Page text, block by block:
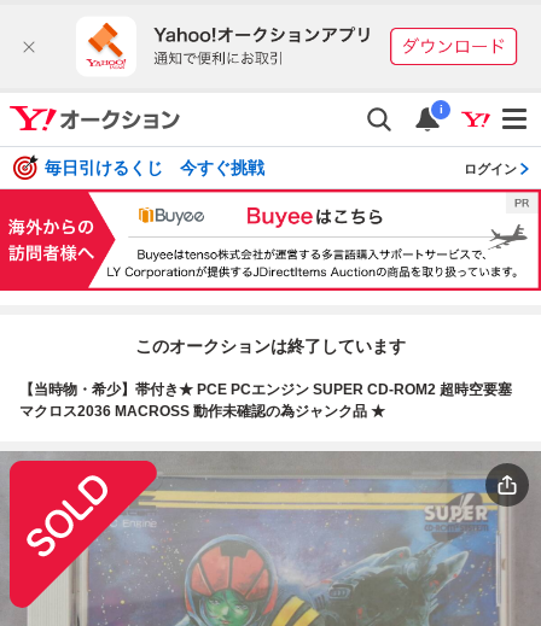
i
毎日引けるくじ 今すぐ挑戦 ログイン
このオークションは終了しています
【当時物・希少】帯付き★ PCE PCエンジン SUPER CD-ROM2 超時空要塞
マクロス2036 MACROSS 動作未確認の為ジャンク品 ★